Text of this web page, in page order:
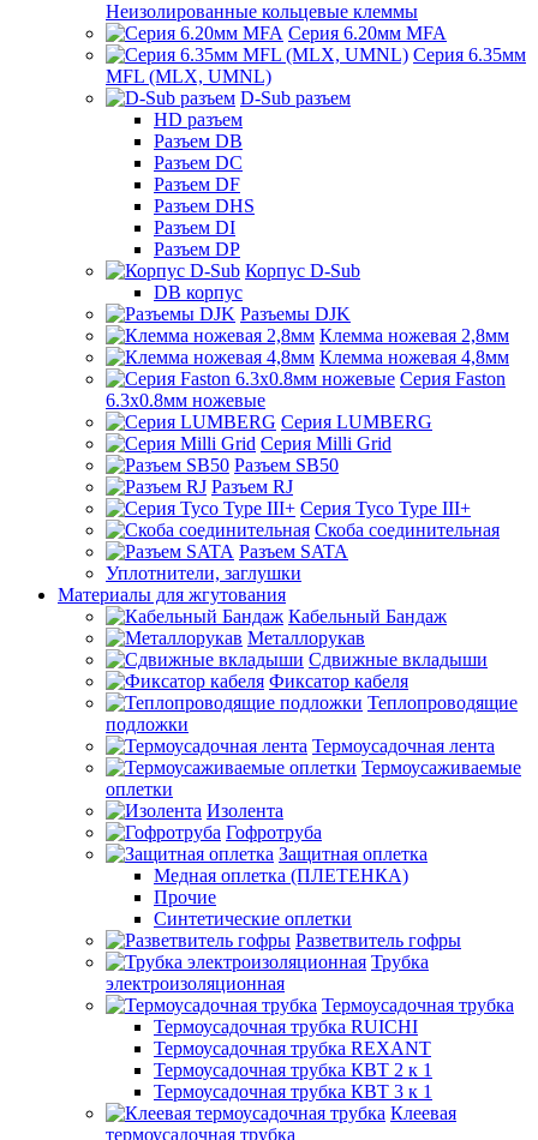
Неизолированные кольцевые клеммы
Серия 6.20мм MFA
Серия 6.35мм
MFL (MLX, UMNL)
D-Sub разъем
HD разъем
Разъем DB
Разъем DC
Разъем DF
Разъем DHS
Разъем DI
Разъем DP
Корпус D-Sub
DB корпус
Разъемы DJK
Клемма ножевая 2,8мм
Клемма ножевая 4,8мм
Серия Faston
6.3х0.8мм ножевые
Серия LUMBERG
Серия Milli Grid
Разъем SB50
Разъем RJ
Серия Tyco Type III+
Скоба соединительная
Разъем SATA
Уплотнители, заглушки
Материалы для жгутования
Кабельный Бандаж
Металлорукав
Сдвижные вкладыши
Фиксатор кабеля
Теплопроводящие
подложки
Термоусадочная лента
Термоусаживаемые
оплетки
Изолента
Гофротруба
Защитная оплетка
Медная оплетка (ПЛЕТЕНКА)
Прочие
Синтетические оплетки
Разветвитель гофры
Трубка
электроизоляционная
Термоусадочная трубка
Термоусадочная трубка RUICHI
Термоусадочная трубка REXANT
Термоусадочная трубка КВТ 2 к 1
Термоусадочная трубка КВТ 3 к 1
Клеевая
термоусадочная трубка